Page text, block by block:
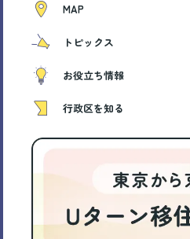
MAP
トピックス
お役立ち情報
行政区を知る